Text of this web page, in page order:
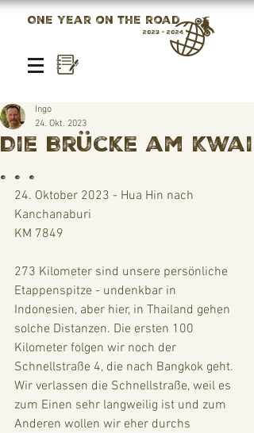
One year on the road
2023 - 2024
Die Brücke am Kwai
. . .
Ingo
24. Okt. 2023
24. Oktober 2023 - Hua Hin nach
Kanchanaburi
KM 7849
273 Kilometer sind unsere persönliche
Etappenspitze - undenkbar in
Indonesien, aber hier, in Thailand gehen
solche Distanzen. Die ersten 100
Kilometer folgen wir noch der
Schnellstraße 4, die nach Bangkok geht.
Wir verlassen die Schnellstraße, weil es
zum Einen sehr langweilig ist und zum
Anderen wollen wir eher durchs